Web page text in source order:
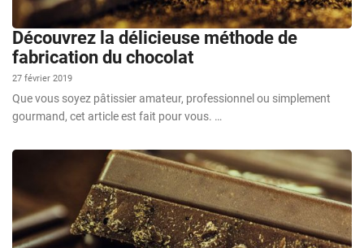
Découvrez la délicieuse méthode de
fabrication du chocolat
27 février 2019
Que vous soyez pâtissier amateur, professionnel ou simplement
gourmand, cet article est fait pour vous. …